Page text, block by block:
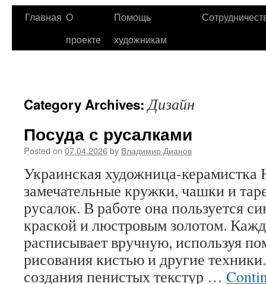
Главная О
проекте
Помощь
художникам
Category Archives:Дизайн
Посуда с русалками
Posted on 07.04.2026by Владимир Дианов
Украинская художница-
замечательные кружки, чашки и
русалок. В работе она пользуется
краской и люстровым золотом.
расписывает вручную, используя
рисования кистью и другие
создания пенистых текстур …